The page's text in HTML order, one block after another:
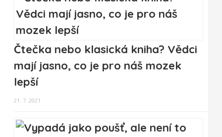
Čtečka nebo klasická kniha? Vědci
mají jasno, co je pro náš mozek
lepší
21. 7. 2021